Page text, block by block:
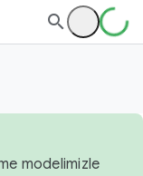
modelimizle